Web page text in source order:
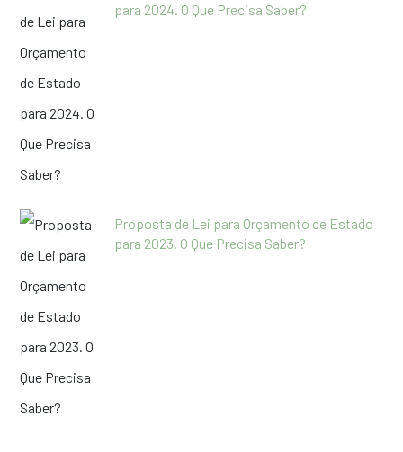
para 2024. O Que Precisa Saber?
Proposta de Lei para Orçamento de Estado
para 2023. O Que Precisa Saber?